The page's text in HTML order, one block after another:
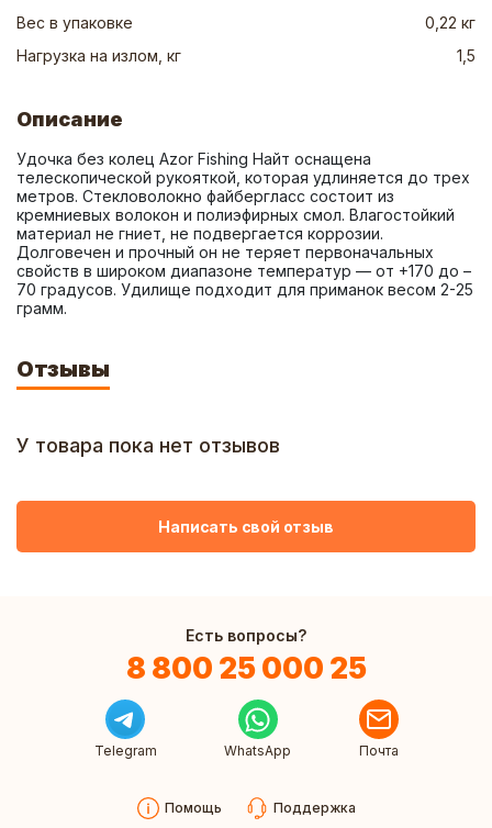
Вес в упаковке
0,22 кг
Нагрузка на излом, кг
1,5
Описание
Удочка без колец Azor Fishing Найт оснащена
телескопической рукояткой, которая удлиняется до трех
метров. Стекловолокно файбергласс состоит из
кремниевых волокон и полиэфирных смол. Влагостойкий
материал не гниет, не подвергается коррозии.
Долговечен и прочный он не теряет первоначальных
свойств в широком диапазоне температур — от +170 до –
70 градусов. Удилище подходит для приманок весом 2-25
грамм.
Отзывы
У товара пока нет отзывов
Написать свой отзыв
Есть вопросы?
8 800 25 000 25
Telegram WhatsApp Почта
Помощь Поддержка